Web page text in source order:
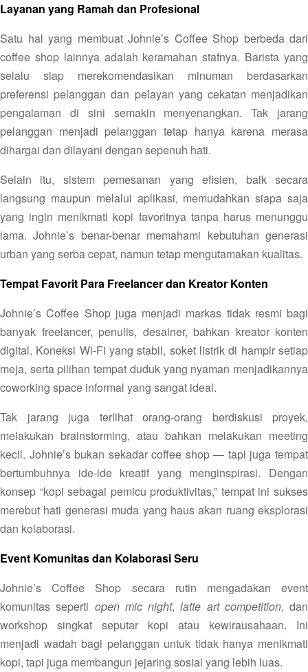
Layanan yang Ramah dan Profesional
Satu hal yang membuat Johnie’s Coffee Shop berbeda dari
coffee shop lainnya adalah keramahan stafnya. Barista yang
selalu siap merekomendasikan minuman berdasarkan
preferensi pelanggan dan pelayan yang cekatan menjadikan
pengalaman di sini semakin menyenangkan. Tak jarang
pelanggan menjadi pelanggan tetap hanya karena merasa
dihargai dan dilayani dengan sepenuh hati.
Selain itu, sistem pemesanan yang efisien, baik secara
langsung maupun melalui aplikasi, memudahkan siapa saja
yang ingin menikmati kopi favoritnya tanpa harus menunggu
lama. Johnie’s benar-benar memahami kebutuhan generasi
urban yang serba cepat, namun tetap mengutamakan kualitas.
Tempat Favorit Para Freelancer dan Kreator Konten
Johnie’s Coffee Shop juga menjadi markas tidak resmi bagi
banyak freelancer, penulis, desainer, bahkan kreator konten
digital. Koneksi Wi-Fi yang stabil, soket listrik di hampir setiap
meja, serta pilihan tempat duduk yang nyaman menjadikannya
coworking space informal yang sangat ideal.
Tak jarang juga terlihat orang-orang berdiskusi proyek,
melakukan brainstorming, atau bahkan melakukan meeting
kecil. Johnie’s bukan sekadar coffee shop — tapi juga tempat
bertumbuhnya ide-ide kreatif yang menginspirasi. Dengan
konsep “kopi sebagai pemicu produktivitas,” tempat ini sukses
merebut hati generasi muda yang haus akan ruang eksplorasi
dan kolaborasi.
Event Komunitas dan Kolaborasi Seru
Johnie’s Coffee Shop secara rutin mengadakan event
komunitas seperti open mic night,latte art competition, dan
workshop singkat seputar kopi atau kewirausahaan. Ini
menjadi wadah bagi pelanggan untuk tidak hanya menikmati
kopi, tapi juga membangun jejaring sosial yang lebih luas.